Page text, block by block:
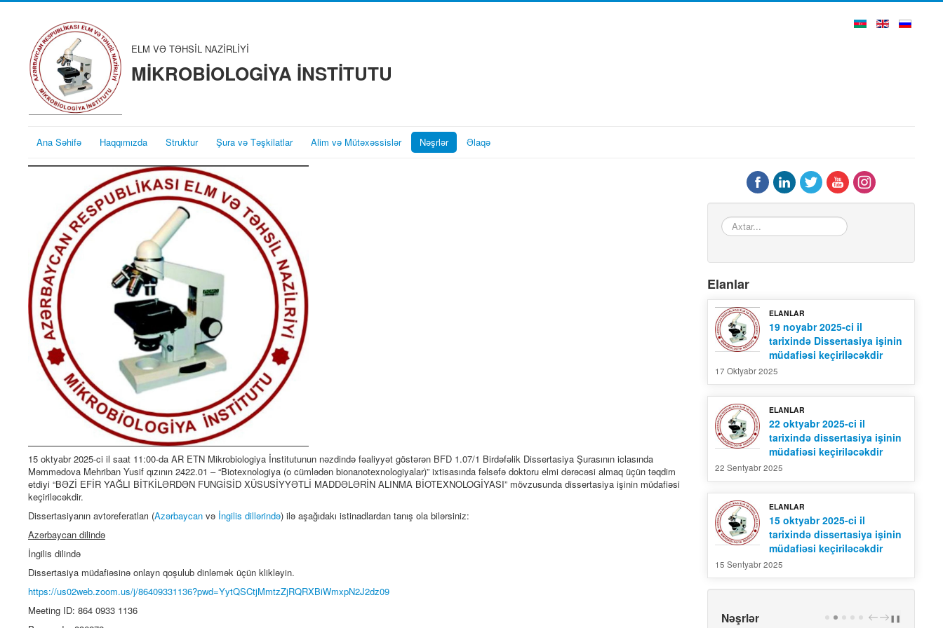
ELM VƏ TƏHSİL NAZİRLİYİ
MİKROBİOLOGİYA İNSTİTUTU
Ana Səhifə Haqqımızda Struktur Şura və Təşkilatlar Alim və Mütəxəssislər Nəşrlər Əlaqə
15 oktyabr 2025-ci il saat 11:00-da AR ETN Mikrobiologiya İnstitutunun nəzdində fəaliyyət göstərən BFD 1.07/1 Birdəfəlik Dissertasiya Şurasının iclasında
Məmmədova Mehriban Yusif qızının 2422.01 – “Biotexnologiya (o cümlədən bionanotexnologiyalar)” ixtisasında fəlsəfə doktoru elmi dərəcəsi almaq üçün təqdim
etdiyi “BƏZİ EFİR YAĞLI BİTKİLƏRDƏN FUNGİSİD XÜSUSİYYƏTLİ MADDƏLƏRİN ALINMA BİOTEXNOLOGİYASI” mövzusunda dissertasiya işinin müdafiəsi
keçiriləcəkdir.
Dissertasiyanın avtoreferatları (Azərbaycan və İngilis dillərində) ilə aşağıdakı istinadlardan tanış ola bilərsiniz:
Azərbaycan dilində
İngilis dilində
Dissertasiya müdafiəsinə onlayn qoşulub dinləmək üçün klikləyin.
https://us02web.zoom.us/j/86409331136?pwd=YytQSCtjMmtzZjRQRXBiWmxpN2J2dz09
Meeting ID: 864 0933 1136
Axtar...
Elanlar
ELANLAR
19 noyabr 2025-ci il
tarixində Dissertasiya işinin
müdafiəsi keçiriləcəkdir
17 Oktyabr 2025
ELANLAR
22 oktyabr 2025-ci il
tarixində dissertasiya işinin
müdafiəsi keçiriləcəkdir
22 Sentyabr 2025
ELANLAR
15 oktyabr 2025-ci il
tarixində dissertasiya işinin
müdafiəsi keçiriləcəkdir
15 Sentyabr 2025
Nəşrlər PREV
NEXT
❚❚